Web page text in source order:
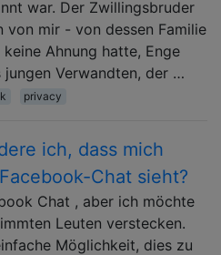
war. Der Zwillingsbruder
von mir - von dessen Familie
Ahnung hatte, Enge
jungen Verwandten, der …
privacy
ich, dass mich
Chat sieht?
Chat , aber ich möchte
Leuten verstecken.
Möglichkeit, dies zu